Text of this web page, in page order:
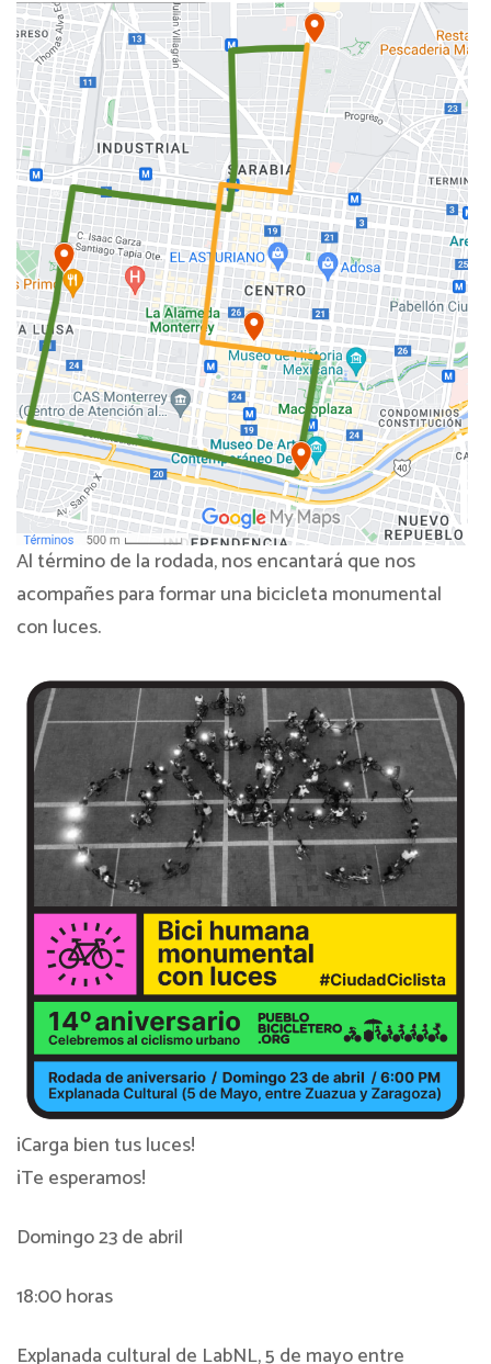
Al término de la rodada, nos encantará que nos
acompañes para formar una bicicleta monumental
con luces.
¡Carga bien tus luces!
¡Te esperamos!
Domingo 23 de abril
18:00 horas
Explanada cultural de LabNL, 5 de mayo entre